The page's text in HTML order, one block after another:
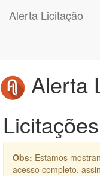
Alerta Licitação
Alerta
Obs: Estamos
acesso completo,